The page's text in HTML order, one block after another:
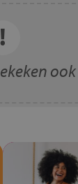
ook